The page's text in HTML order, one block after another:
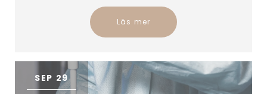
Läs mer
SEP 29